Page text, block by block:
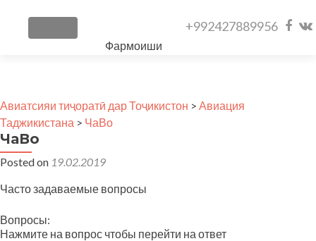
TOGGLE NAVIGATION
Фармоиши
Чартери чархбол
ҳавопаймои
+992427889956
Авиатсияи тиҷоратӣ дар Тоҷикистон > Авиация
Таджикистана > ЧаВо
ЧаВо
Posted on 19.02.2019
Часто задаваемые вопросы
Вопросы:
Нажмите на вопрос чтобы перейти на ответ